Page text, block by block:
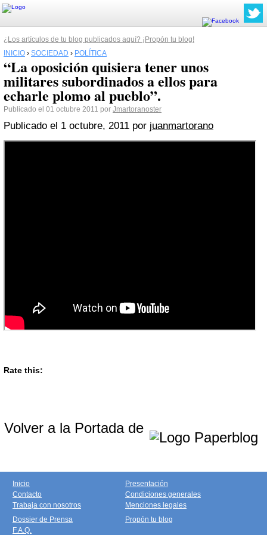
¿Los artículos de tu blog publicados aquí? ¡Propón tu blog!
INICIO › SOCIEDAD › POLÍTICA
“La oposición quisiera tener unos
militares subordinados a ellos para
echarle plomo al pueblo”.
Publicado el 01 octubre 2011 por Jmartoranoster
Publicado el 1 octubre, 2011 por juanmartorano
Rate this:
Volver a la Portada de
Inicio
Contacto
Trabaja con nosotros
Presentación
Condiciones generales
Menciones legales
Dossier de Prensa
F.A.Q.
Propón tu blog